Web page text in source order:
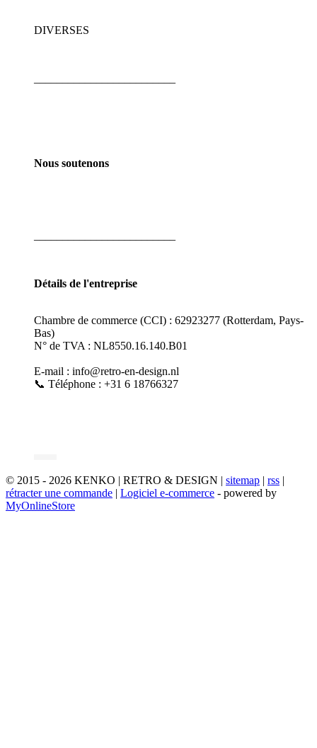
DIVERSES
Nous soutenons
Détails de l'entreprise
Chambre de commerce (CCI) : 62923277 (Rotterdam, Pays-
Bas)
N° de TVA : NL8550.16.140.B01
E-mail : info@retro-en-design.nl
📞 Téléphone : +31 6 18766327
© 2015 - 2026 KENKO | RETRO & DESIGN | sitemap | rss |
rétracter une commande | Logiciel e-commerce - powered by
MyOnlineStore